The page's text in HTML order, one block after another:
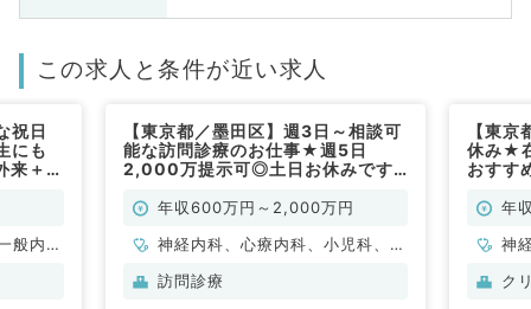
この求人と条件が近い求人
祝日
にも
来＋個
般内
【東京都／墨田区】週3日～相談可
能な訪問診療のお仕事★週5日
2,000万提示可◎土日お休みです
年収600万円～2,000万円
神経内科、心療内科、小児科、一
般内科、循環器内科、呼吸器内
訪問診療
【東
休み★
おすす
1,400
年
神
科
ク